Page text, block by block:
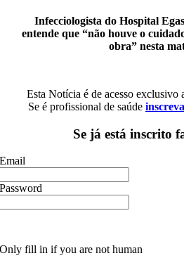
Infecciologista do Hospital
entende que “não houve o
obra” nesta
Esta Notícia é de acesso exclusivo
Se é profissional de saúde
Se já está inscrito
Email
Password
Only fill in if you are not human